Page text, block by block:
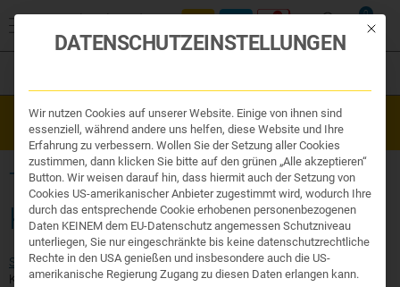
0
Organe & Organ Uhr
Traditionelle Medizin
Nahrungsergänzung
Kosmetik und Hygiene
Ihr Apotheker
Westend Online-Shop: Sicher, schnell und 24/7 für Sie da!
Gratisversand ab €50
TIERVERSUCHSFREIE
KOSMETIK
Start/Produktsuche/Kosmetik und Hygiene/ Tierversuchsfreie
Kosmetik
Mit
DATENSCHUTZEINSTELLUNGEN
Wir nutzen Cookies auf unserer Website. Einige von ihnen sind
essenziell, während andere uns helfen, diese Website und Ihre
Erfahrung zu verbessern. Wollen Sie der Setzung aller Cookies
zustimmen, dann klicken Sie bitte auf den grünen „Alle akzeptieren“
Button. Wir weisen darauf hin, dass hiermit auch der Setzung von
Cookies US-amerikanischer Anbieter zugestimmt wird, wodurch Ihre
durch das entsprechende Cookie erhobenen personenbezogenen
Daten KEINEM dem EU-Datenschutz angemessen Schutzniveau
unterliegen, Sie nur eingeschränkte bis keine datenschutzrechtliche
Rechte in den USA genießen und insbesondere auch die US-
amerikanische Regierung Zugang zu diesen Daten erlangen kann.